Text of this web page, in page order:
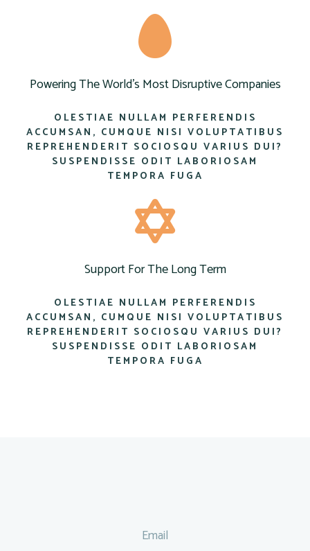
Powering The World’s Most Disruptive Companies
OLESTIAE NULLAM PERFERENDIS
ACCUMSAN, CUMQUE NISI VOLUPTATIBUS
REPREHENDERIT SOCIOSQU VARIUS DUI?
SUSPENDISSE ODIT LABORIOSAM
TEMPORA FUGA
Support For The Long Term
OLESTIAE NULLAM PERFERENDIS
ACCUMSAN, CUMQUE NISI VOLUPTATIBUS
REPREHENDERIT SOCIOSQU VARIUS DUI?
SUSPENDISSE ODIT LABORIOSAM
TEMPORA FUGA
Email